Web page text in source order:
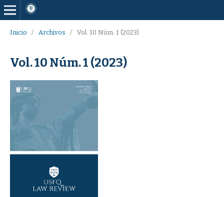
Inicio / Archivos / Vol. 10 Núm. 1 (2023)
Vol. 10 Núm. 1 (2023)